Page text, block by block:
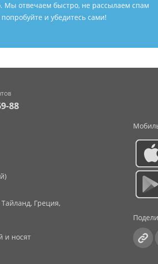
Мы отвечаем быстро, не рассылаем спам
и убедитесь сами!
88
Греция,
и носят